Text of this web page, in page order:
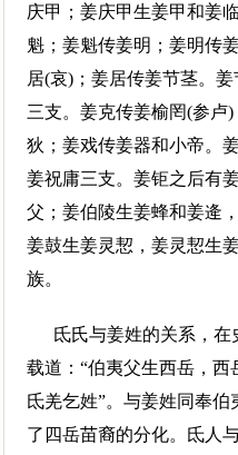
庆甲；姜庆甲生姜甲和姜
魁；姜魁传姜明；姜明传
居(哀)；姜居传姜节茎。
三支。姜克传姜榆罔(参卢
狄；姜戏传姜器和小帝。
姜祝庸三支。姜钜之后有
父；姜伯陵生姜蜂和姜逄
姜鼓生姜灵恝，姜灵恝生
族。
氐氏与姜姓的关系，在
载道：“伯夷父生西岳，西
氐羌乞姓”。与姜姓同奉
了四岳苗裔的分化。氐人